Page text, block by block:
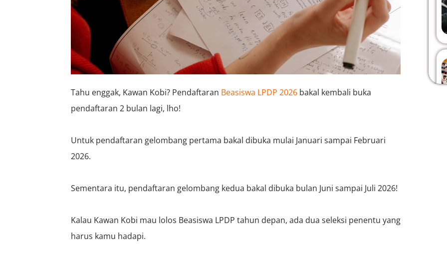
Tahu enggak, Kawan Kobi? Pendaftaran Beasiswa LPDP 2026 bakal kembali buka
pendaftaran 2 bulan lagi, lho!
Untuk pendaftaran gelombang pertama bakal dibuka mulai Januari sampai Februari
2026.
Sementara itu, pendaftaran gelombang kedua bakal dibuka bulan Juni sampai Juli 2026!
Kalau Kawan Kobi mau lolos Beasiswa LPDP tahun depan, ada dua seleksi penentu yang
harus kamu hadapi.